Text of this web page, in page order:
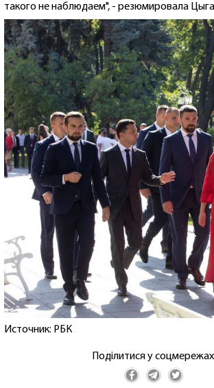
такого не наблюдаем", - резюмировала
Источник: РБК
Поділитися у